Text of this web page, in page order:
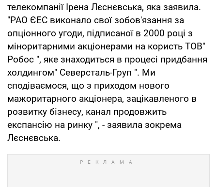
телекомпанії Ірена Лєснєвська, яка заявила.
"РАО ЄЕС виконало свої зобов'язання за
опціонного угоди, підписаної в 2000 році з
міноритарними акціонерами на користь ТОВ"
Робос ", яке знаходиться в процесі придбання
холдингом" Северсталь-Груп ". Ми
сподіваємося, що з приходом нового
мажоритарного акціонера, зацікавленого в
розвитку бізнесу, канал продовжить
експансію на ринку ", - заявила зокрема
Лєснєвська.